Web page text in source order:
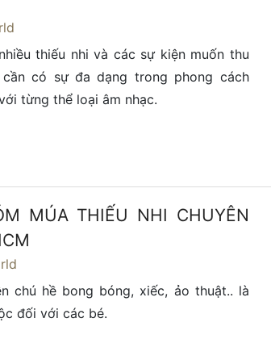
thiếu nhi và các sự kiện muốn thu
có sự đa dạng trong phong cách
từng thể loại âm nhạc.
MÚA THIẾU NHI CHUYÊN
chú hề bong bóng, xiếc, ảo thuật.. là
đối với các bé.